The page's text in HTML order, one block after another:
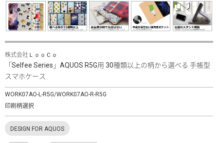
株式会社ＬｏｏＣｏ
「Selfee Series」AQUOS R5G用 30種類以上の柄から選べる 手帳型
スマホケース
WORK07AO-L-R5G/WORK07AO-R-R5G
印刷柄選択
DESIGN FOR AQUOS